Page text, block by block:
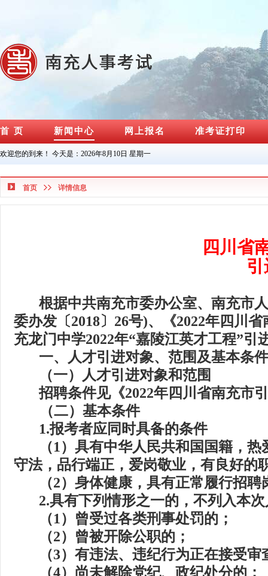
首 页 新闻中心 网上报名 准考证打印
欢迎您的到来！ 今天是： 2026年8月10日 星期一
首页 详情信息
四川省
根据中共南充市委办公室、南充市
委办发〔2018〕 26号)、《2022年四川省
充龙门中学2022年“嘉陵江英才工程”引
一、
人才引进对象、范围及基本条
（一）
人才引进对象和范围
招聘条件见《2022年四川省南充市
（二） 基本条件
1.报考者应同时具备的条件
（1）具有中华人民共和国国籍，
守法，品行端正，爱岗敬业，有良好的
（2）身体健康，具有正常履行招
2.具有下列情形之一的，不列入本
（1）曾受过各类刑事处罚的；
（2）曾被开除公职的；
（3）有违法、违纪行为正在接受审
（4）尚未解除党纪、政纪处分的；